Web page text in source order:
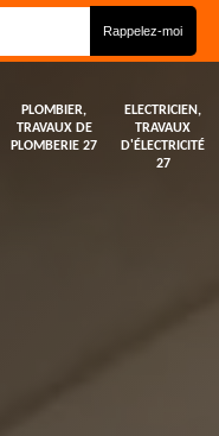
PLOMBIER,
TRAVAUX DE
PLOMBERIE 27
ELECTRICIEN,
TRAVAUX
D'ÉLECTRICITÉ
27